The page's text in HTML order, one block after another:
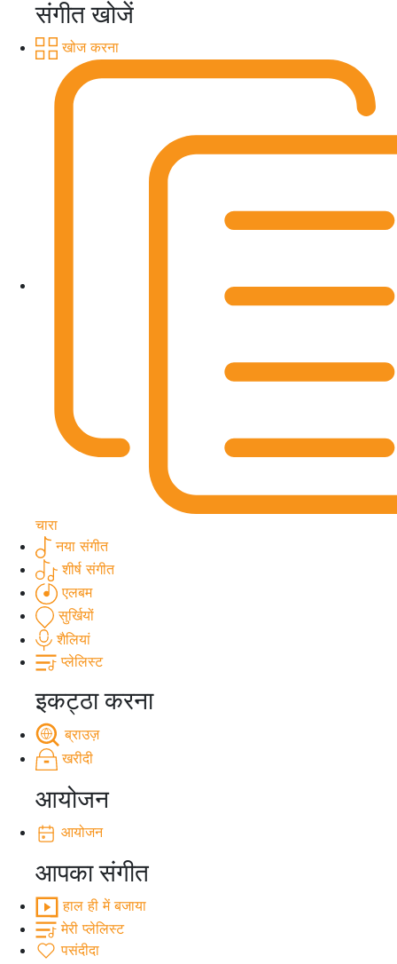
संगीत खोजें
खोज करना
चारा
नया संगीत
शीर्ष संगीत
एलबम
सुर्खियों
शैलियां
प्लेलिस्ट
इकट्ठा करना
ब्राउज़
खरीदी
आयोजन
आयोजन
आपका संगीत
हाल ही में बजाया
मेरी प्लेलिस्ट
पसंदीदा